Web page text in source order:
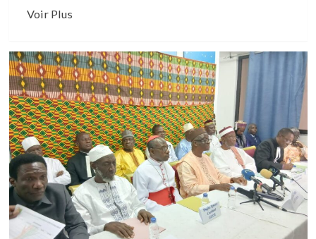
Voir PlusEn
plus
sur
RELIGION/
CHRONIQUE
DU
SECRETAIRE
EXECUTIF
JUSTICE,
PAIX
ET
ENVIRONNEMENT